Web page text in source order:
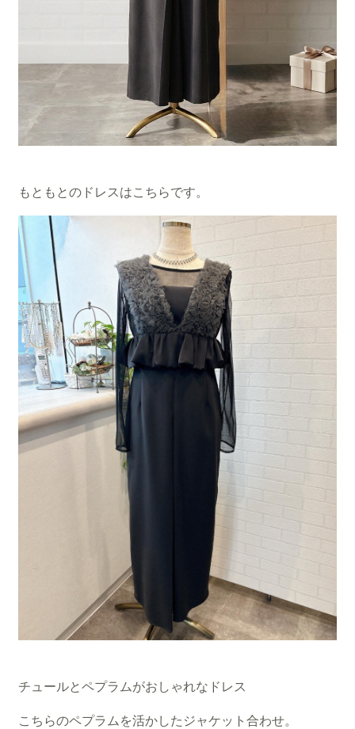
もともとのドレスはこちらです。
チュールとペプラムがおしゃれなドレス
こちらのペプラムを活かしたジャケット合わせ。